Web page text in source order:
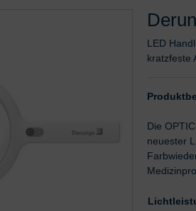
LED
kratzfeste
Die
neuester